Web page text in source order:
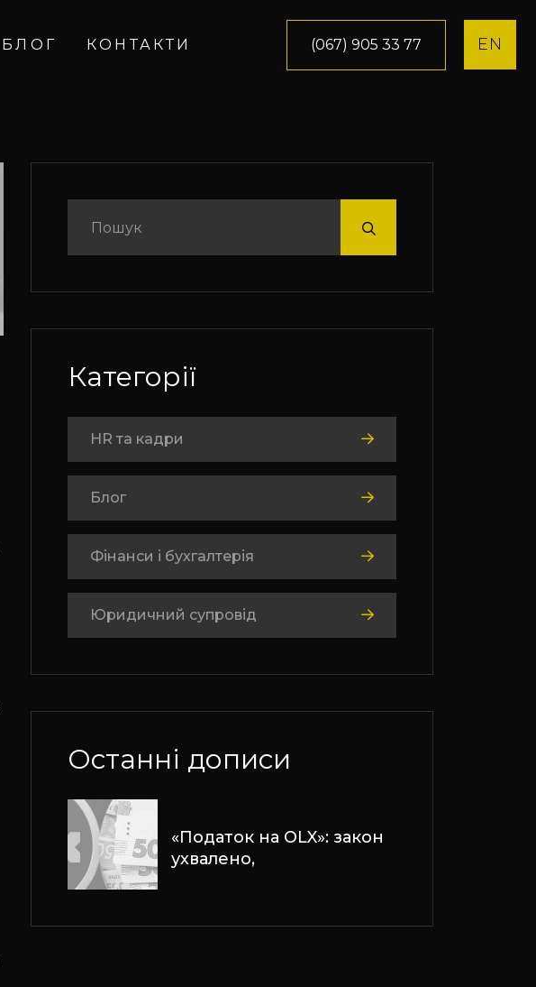
БЛОГ КОНТАКТИ (067) 905 33 77 EN
Категорії
HR та кадри
Блог
Фінанси і бухгалтерія
Юридичний супровід
Останні дописи
«Податок на OLX»: закон
ухвалено,